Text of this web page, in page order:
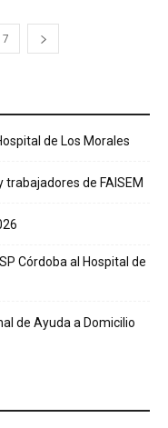
de Los Morales
de FAISEM
Córdoba al Hospital de
de Ayuda a Domicilio